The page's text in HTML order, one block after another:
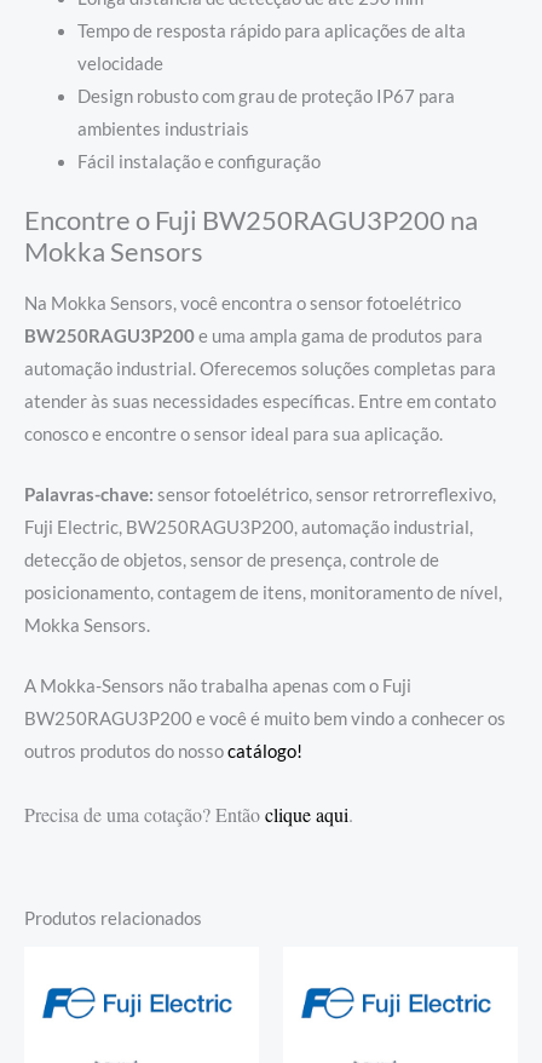
Tempo de resposta rápido para aplicações de alta
velocidade
Design robusto com grau de proteção IP67 para
ambientes industriais
Fácil instalação e configuração
Encontre o Fuji BW250RAGU3P200 na
Mokka Sensors
Na Mokka Sensors, você encontra o sensor fotoelétrico
BW250RAGU3P200e uma ampla gama de produtos para
automação industrial. Oferecemos soluções completas para
atender às suas necessidades específicas. Entre em contato
conosco e encontre o sensor ideal para sua aplicação.
Palavras-chave: sensor fotoelétrico, sensor retrorreflexivo,
Fuji Electric, BW250RAGU3P200, automação industrial,
detecção de objetos, sensor de presença, controle de
posicionamento, contagem de itens, monitoramento de nível,
Mokka Sensors.
A Mokka-Sensors não trabalha apenas com o Fuji
BW250RAGU3P200 e você é muito bem vindo a conhecer os
outros produtos do nossocatálogo!
Precisa de uma cotação? Entãoclique aqui.
Produtos relacionados